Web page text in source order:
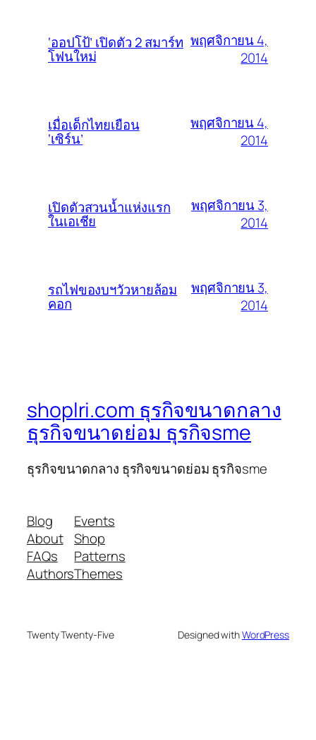
‘ออปโป้’ เปิดตัว 2 สมาร์ท
โฟนใหม่
พฤศจิกายน 4,
2014
เมื่อเด็กไทยเยือน
‘เซิร์น’
พฤศจิกายน 4,
2014
เปิดตัวสวนน้ำแห่งแรก
ในเอเชีย
พฤศจิกายน 3,
2014
รถไฟของบฯวัวหายล้อม
คอก
พฤศจิกายน 3,
2014
shoplri.com ธุรกิจขนาดกลาง
ธุรกิจขนาดย่อม ธุรกิจsme
ธุรกิจขนาดกลาง ธุรกิจขนาดย่อม ธุรกิจsme
Blog
About
FAQs
Authors
Events
Shop
Patterns
Themes
Twenty Twenty-Five Designed withWordPress